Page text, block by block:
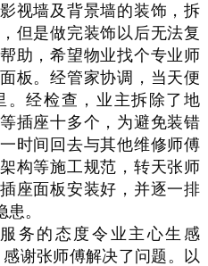
视墙及背景墙的装饰，拆
但是做完装饰以后无法复
助，希望物业找个专业师
板。经管家协调，当天便
。经检查，业主拆除了地
插座十多个，为避免装错
时间回去与其他维修师傅
构等施工规范，转天张师
座面板安装好，并逐一排
。
务的态度令业主心生感
谢张师傅解决了问题。以